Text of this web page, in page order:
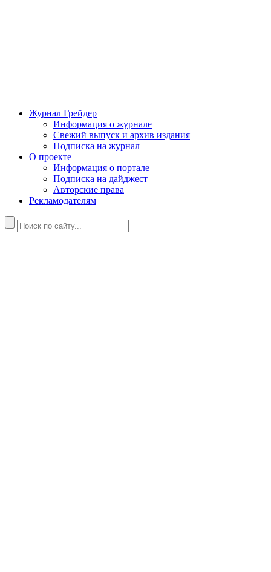
Журнал Грейдер
Информация о журнале
Свежий выпуск и архив издания
Подписка на журнал
О проекте
Информация о портале
Подписка на дайджест
Авторские права
Рекламодателям